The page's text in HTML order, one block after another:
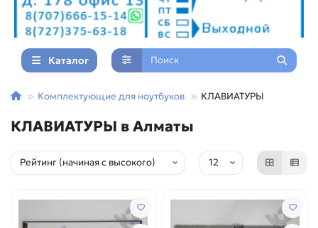
Каталог
Комплектующие для ноутбуков КЛАВИАТУРЫ
КЛАВИАТУРЫ в Алматы